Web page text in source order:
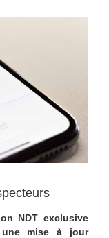
NDT exclusive
mise à jour